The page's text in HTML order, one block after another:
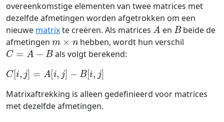
overeenkomstige elementen van twee matrices met
dezelfde afmetingen worden afgetrokken om een
nieuwe matrixte creëren. Als matrices
A
en
B
beide de
afmetingen
m×n
hebben, wordt hun verschil
C=A−B
als volgt berekend:
C[i = ]− [
Matrixaftrekking is alleen gedefinieerd voor matrices
met dezelfde afmetingen.